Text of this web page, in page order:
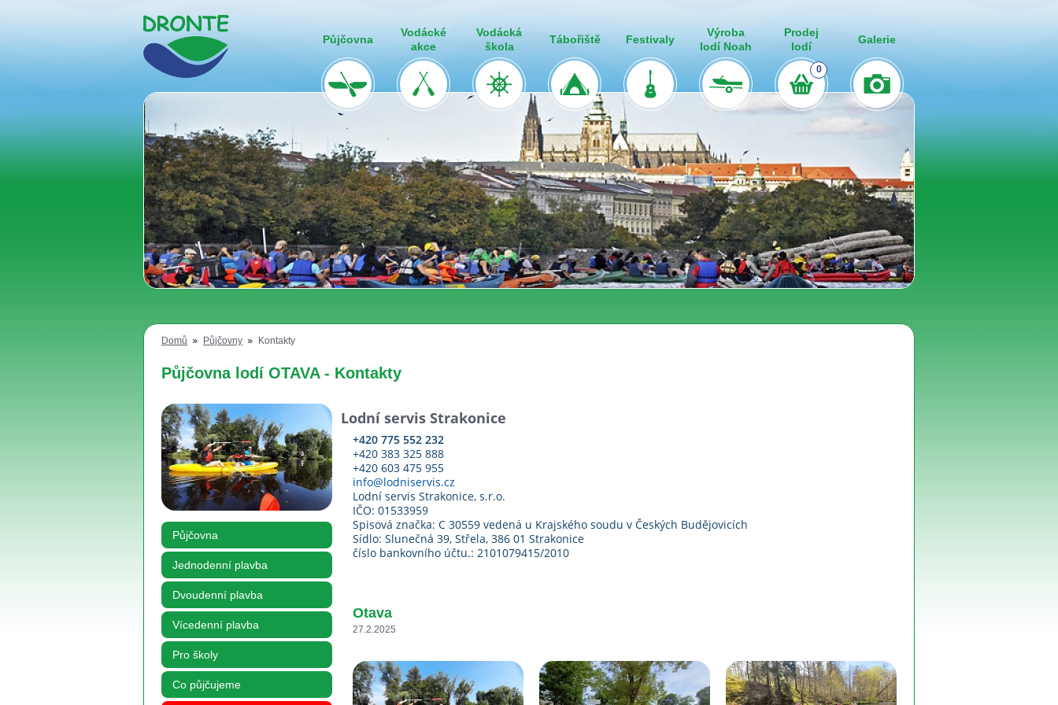
Půjčovna
Vodácké
akce
Vodácká
škola
Tábořiště Festivaly
Výroba
lodí Noah
Prodej
lodí
0
Galerie
Domů Půjčovny Kontakty
Půjčovna lodí OTAVA - Kontakty
Půjčovna
Jednodenní plavba
Dvoudenní plavba
Vícedenní plavba
Pro školy
Co půjčujeme
Lodní servis Strakonice
+420 775 552 232
+420 383 325 888
+420 603 475 955
info@lodniservis.cz
Lodní servis Strakonice, s.r.o.
IČO: 01533959
Spisová značka: C 30559 vedená u Krajského soudu v Českých Budějovicích
Sídlo: Slunečná 39, Střela, 386 01 Strakonice
číslo bankovního účtu.: 2101079415/2010
Otava
27.2.2025